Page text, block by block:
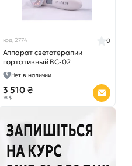
код 2774
Аппарат светотерапии
портативный ВС-02
0
Нет в наличии
3 510 ₴
78 $